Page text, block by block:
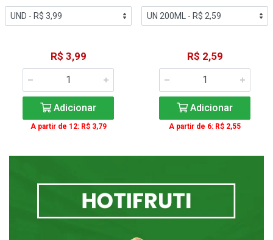
R$ 3,99
Adicionar
A partir de 12: R$ 3,79
R$ 2,59
Adicionar
A partir de 6: R$ 2,55